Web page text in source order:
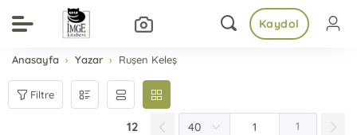
Kaydol
Anasayfa Yazar Ruşen Keleş
Filtre
12 1